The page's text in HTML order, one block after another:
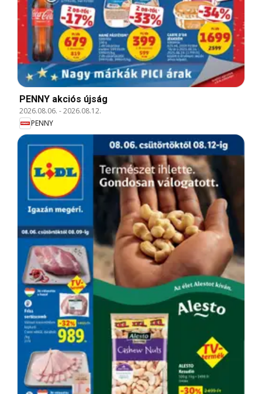
PENNY akciós újság
2026.08.06. -2026.08.12.
PENNY